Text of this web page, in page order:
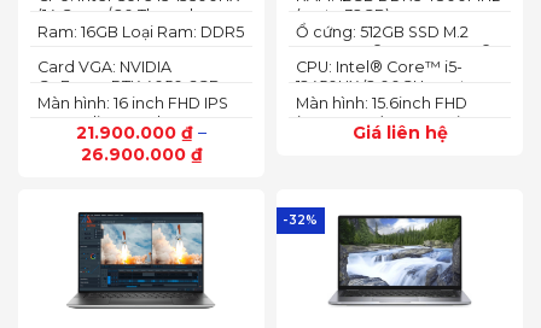
16″ FHD 165Hz)
21.900.000 ₫ –
26.900.000 ₫
Màn hình: 16 inch FHD IPS
165Hz SlimBezel, sRGB
100%, Acer ComfyView,
500 nits
Card VGA: NVIDIA
GeForce RTX 4050 6GB
(140W)
Ram: 16GB Loại Ram: DDR5
(14 Cores/ 20 Threads, up
to 4.70 GHz, 24MB)
Giá liên hệ
Màn hình: 15.6inch FHD
(1920x1080) IPS 300nits
Anti-glare, 100%sRGB,
CPU: Intel® Core™ i5-
12450HX (2.00GHz up to
4.40GHz, 12MB Cache)
Ổ cứng: 512GB SSD M.2
2242 PCIe® 4.0x4 NVMe®
(up to 32GB)
-32%